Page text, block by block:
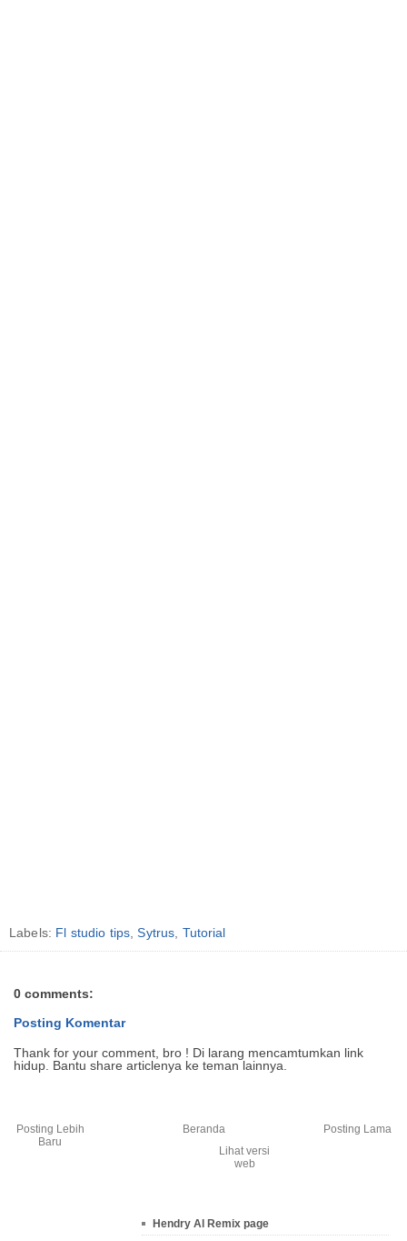
Labels: Fl studio tips ,Sytrus Tutorial
0 comments:
Posting Komentar
Thank for your comment, bro ! Di larang mencamtumkan link
hidup. Bantu share articlenya ke teman lainnya.
Posting Lebih
Baru
Posting Lama
Beranda
Lihat versi
web
Hendry Al Remix page